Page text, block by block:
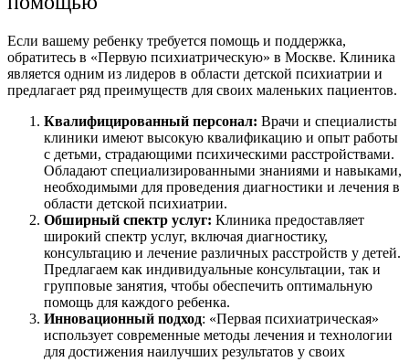
Если вашему ребенку требуется помощь и поддержка,
обратитесь в «Первую психиатрическую» в Москве. Клиника
является одним из лидеров в области детской психиатрии и
предлагает ряд преимуществ для своих маленьких пациентов.
Квалифицированный персонал: Врачи и специалисты
клиники имеют высокую квалификацию и опыт работы
с детьми, страдающими психическими расстройствами.
Обладают специализированными знаниями и навыками,
необходимыми для проведения диагностики и лечения в
области детской психиатрии.
Обширный спектр услуг: Клиника предоставляет
широкий спектр услуг, включая диагностику,
консультацию и лечение различных расстройств у детей.
Предлагаем как индивидуальные консультации, так и
групповые занятия, чтобы обеспечить оптимальную
помощь для каждого ребенка.
Инновационный подход: «Первая психиатрическая»
использует современные методы лечения и технологии
для достижения наилучших результатов у своих